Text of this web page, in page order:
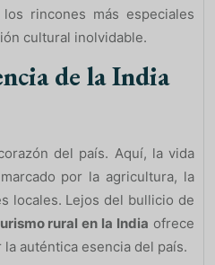
rincones más especiales
cultural inolvidable.
de la India
del país. Aquí, la vida
por la agricultura, la
locales. Lejos del bullicio de
rural en la India ofrece
auténtica esencia del país.